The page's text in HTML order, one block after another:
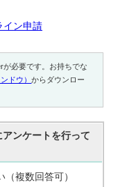
イン申請
が必要です。お持ちでな
ドウ）からダウンロー
ンケートを行って
複数回答可）